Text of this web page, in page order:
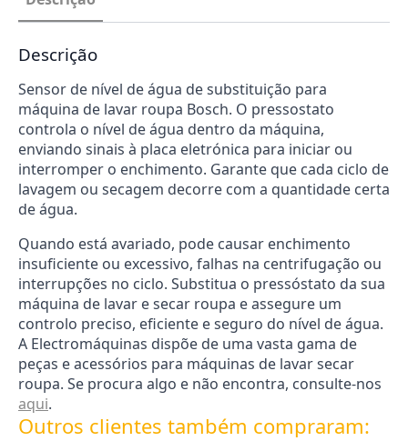
Descrição
Sensor de nível de água de substituição para
máquina de lavar roupa Bosch. O pressostato
controla o nível de água dentro da máquina,
enviando sinais à placa eletrónica para iniciar ou
interromper o enchimento. Garante que cada ciclo de
lavagem ou secagem decorre com a quantidade certa
de água.
Quando está avariado, pode causar enchimento
insuficiente ou excessivo, falhas na centrifugação ou
interrupções no ciclo. Substitua o pressóstato da sua
máquina de lavar e secar roupa e assegure um
controlo preciso, eficiente e seguro do nível de água.
A Electromáquinas dispõe de uma vasta gama de
peças e acessórios para máquinas de lavar secar
roupa. Se procura algo e não encontra, consulte-nos
aqui.
Outros clientes também compraram: